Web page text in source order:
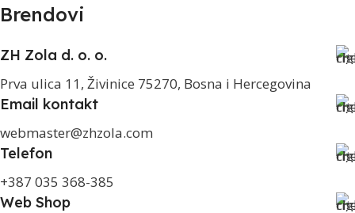
Brendovi
ZH Zola d. o. o.
Prva ulica 11, Živinice 75270, Bosna i Hercegovina
Email kontakt
webmaster@zhzola.com
Telefon
+387 035 368-385
Web Shop